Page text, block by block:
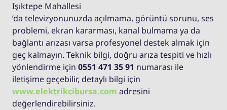
Işıktepe Mahallesi
’da televizyonunuzda açılmama, görüntü sorunu, ses
problemi, ekran kararması, kanal bulmama ya da
bağlantı arızası varsa profesyonel destek almak için
geç kalmayın. Teknik bilgi, doğru arıza tespiti ve hızlı
yönlendirme için 0551 471 35 91 numarası ile
iletişime geçebilir, detaylı bilgi için
www.elektrikcibursa.com adresini
değerlendirebilirsiniz.